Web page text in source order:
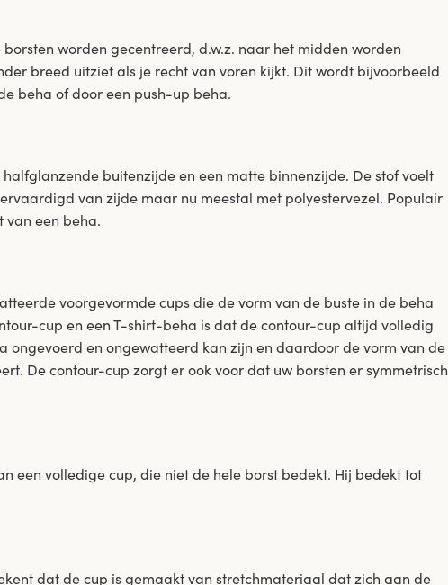
worden gecentreerd, d.w.z. naar het midden worden
breed uitziet als je recht van voren kijkt. Dit wordt bijvoorbeeld
beha of door een push-up beha.
buitenzijde en een matte binnenzijde. De stof voelt
van zijde maar nu meestal met polyestervezel. Populair
van een beha.
voorgevormde cups die de vorm van de buste in de beha
cup en een T-shirt-beha is dat de contour-cup altijd volledig
ongevoerd en ongewatteerd kan zijn en daardoor de vorm van de
De contour-cup zorgt er ook voor dat uw borsten er symmetrisch
een volledige cup, die niet de hele borst bedekt. Hij bedekt tot
dat de cup is gemaakt van stretchmateriaal dat zich aan de